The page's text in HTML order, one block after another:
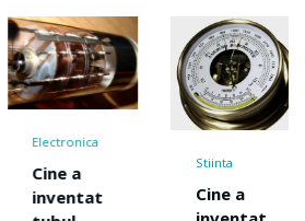
Electronica
Cine a
inventat
Cine a